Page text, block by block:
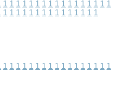
1 1 1 1 1 1 1 1 1 1 1 1 1 1 1 1 1
1 1 1 1 1 1 1 1 1 1 1 1 1 1 1
1 1 1 1 1 1 1 1 1 1 1 1 1 1 1 1 1